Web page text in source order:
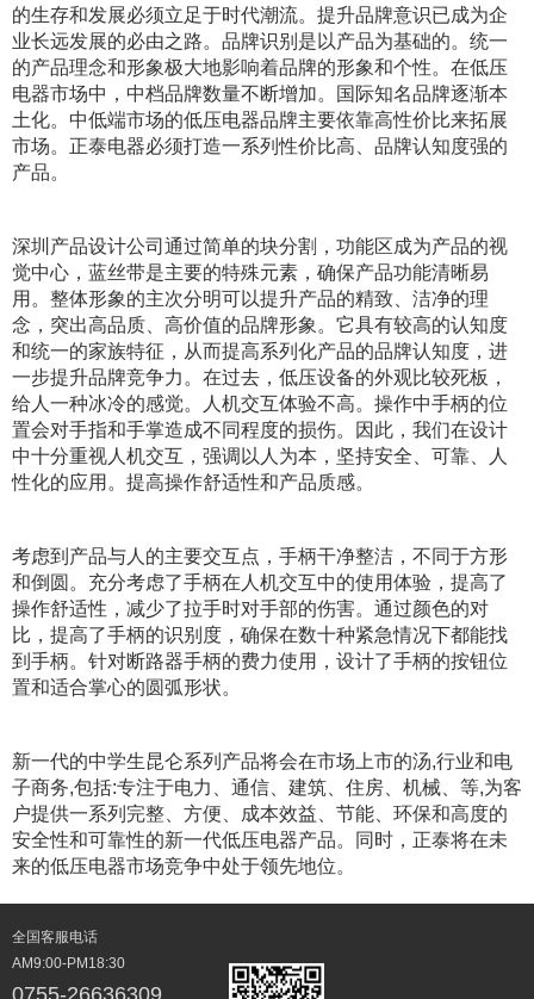
的生存和发展必须立足于时代潮流。提升品牌意识已成为企
业长远发展的必由之路。品牌识别是以产品为基础的。统一
的产品理念和形象极大地影响着品牌的形象和个性。在低压
电器市场中，中档品牌数量不断增加。国际知名品牌逐渐本
土化。中低端市场的低压电器品牌主要依靠高性价比来拓展
市场。正泰电器必须打造一系列性价比高、品牌认知度强的
产品。
深圳产品设计公司 通过简单的块分割，功能区成为产品的视
觉中心，蓝丝带是主要的特殊元素，确保产品功能清晰易
用。整体形象的主次分明可以提升产品的精致、洁净的理
念，突出高品质、高价值的品牌形象。它具有较高的认知度
和统一的家族特征，从而提高系列化产品的品牌认知度，进
一步提升品牌竞争力。在过去，低压设备的外观比较死板，
给人一种冰冷的感觉。人机交互体验不高。操作中手柄的位
置会对手指和手掌造成不同程度的损伤。因此，我们在设计
中十分重视人机交互，强调以人为本，坚持安全、可靠、人
性化的应用。提高操作舒适性和产品质感。
考虑到产品与人的主要交互点，手柄干净整洁，不同于方形
和倒圆。充分考虑了手柄在人机交互中的使用体验，提高了
操作舒适性，减少了拉手时对手部的伤害。通过颜色的对
比，提高了手柄的识别度，确保在数十种紧急情况下都能找
到手柄。针对断路器手柄的费力使用，设计了手柄的按钮位
置和适合掌心的圆弧形状。
新一代的中学生昆仑系列产品将会在市场上市的汤,行业和电
子商务,包括:专注于电力、通信、建筑、住房、机械、等,为客
户提供一系列完整、方便、成本效益、节能、环保和高度的
安全性和可靠性的新一代低压电器产品。同时，正泰将在未
来的低压电器市场竞争中处于领先地位。
全国客服电话
AM9:00-PM18:30
0755-26636309